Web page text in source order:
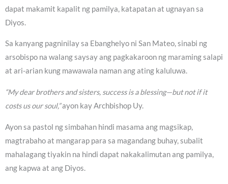
dapat makamit kapalit ng pamilya, katapatan at ugnayan sa
Diyos.
Sa kanyang pagninilay sa Ebanghelyo ni San Mateo, sinabi ng
arsobispo na walang saysay ang pagkakaroon ng maraming salapi
at ari-arian kung mawawala naman ang ating kaluluwa.
“My dear brothers and sisters, success is a blessing—but not if it
costs us our soul,”ayon kay Archbishop Uy.
Ayon sa pastol ng simbahan hindi masama ang magsikap,
magtrabaho at mangarap para sa magandang buhay, subalit
mahalagang tiyakin na hindi dapat nakakalimutan ang pamilya,
ang kapwa at ang Diyos.